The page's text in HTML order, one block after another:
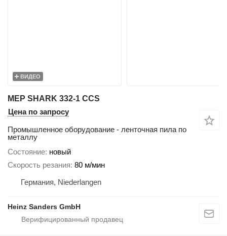
ВИДЕО
MEP SHARK 332-1 CCS
Цена по запросу
Промышленное оборудование - ленточная пила по
металлу
Состояние новый
Скорость резания 80 м/мин
Германия, Niederlangen
Heinz Sanders GmbH